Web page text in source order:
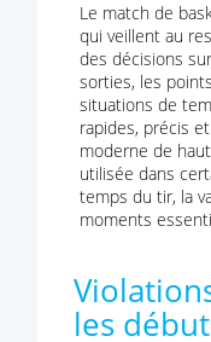
Le match de
qui veillent au
des décisions
sorties, les
situations de
rapides, précis
moderne de
utilisée dans
temps du tir, la
moments
les